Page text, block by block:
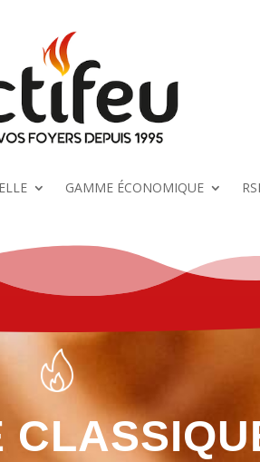
GAMME ÉCONOMIQUE